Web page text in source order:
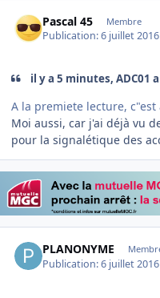
Pascal 45 Membre
Publication:6 juillet 2016
il y a 5 minutes, ADC01
A la premiete lecture,
Moi aussi, car j'ai déjà vu
pour la signalétique des
PLANONYME
Publication:6 juillet 2016